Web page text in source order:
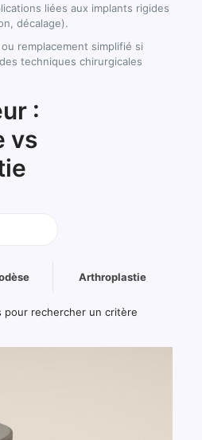
liées aux implants rigides
décalage).
remplacement simplifié si
techniques chirurgicales
:
vs
Arthroplastie
rechercher un critère